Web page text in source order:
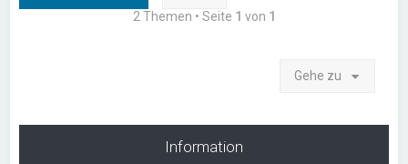
2 Themen • Seite 1 von 1
Gehe zu
Information